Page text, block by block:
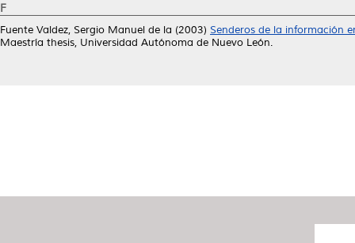
F
Fuente Valdez, Sergio Manuel de la (2003) Senderos de la información
Maestría thesis, Universidad Autónoma de Nuevo León.